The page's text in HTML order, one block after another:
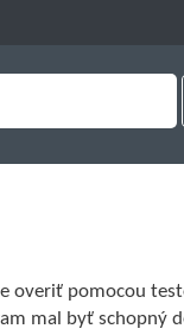
pomocou
mal byť schopný